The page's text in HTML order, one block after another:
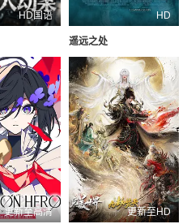
HD国语 HD
遥远之处
更新至高清 更新至HD